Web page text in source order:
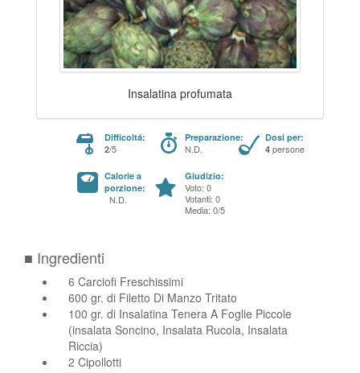
Insalatina profumata
Difficoltá:
2/5
Preparazione:
N.D.
Dosi per:
4 persone
Calorie a
porzione:
N.D.
Giudizio:
Voto: 0
Votanti: 0
Media: 0/5
■ Ingredienti
6 Carciofi Freschissimi
600 gr. di Filetto Di Manzo Tritato
100 gr. di Insalatina Tenera A Foglie Piccole
(insalata Soncino, Insalata Rucola, Insalata
Riccia)
2 Cipollotti